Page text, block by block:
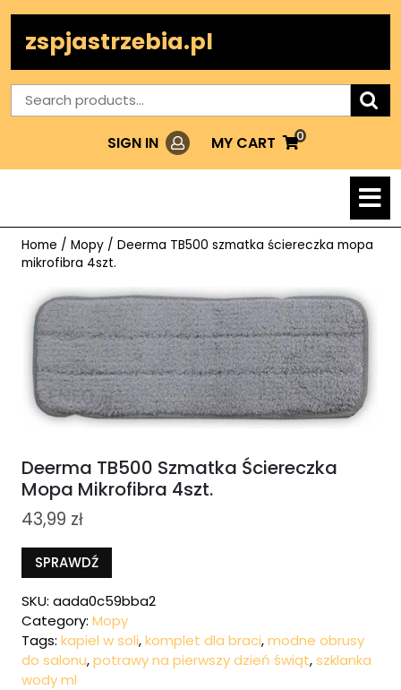
contentzspjastrzebia.pl
Search
for:
SIGN IN LoginMY CART
MY
0
Home / Mopy / Deerma TB500 szmatka ściereczka mopa
mikrofibra 4szt.
Deerma TB500 Szmatka Ściereczka
Mopa Mikrofibra 4szt.
43,99 zł
SPRAWDŹ
SKU: aada0c59bba2
Category: Mopy
Tags: kapiel w soli,komplet dla braci,modne obrusy
do salonu,potrawy na pierwszy dzień świąt,szklanka
wody ml